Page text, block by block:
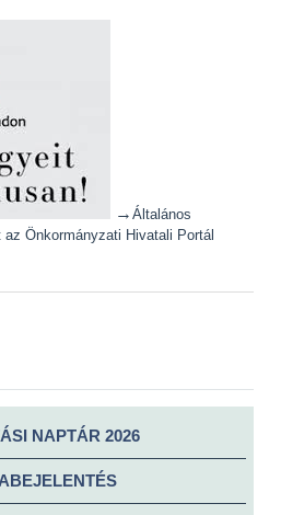
→ Általános
Önkormányzati Hivatali Portál
NAPTÁR 2026